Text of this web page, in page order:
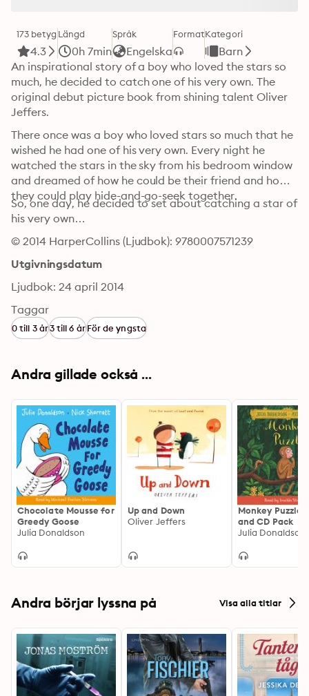
173 betyg
4.3
Längd
0h 7min
Språk
Engelska
FormatKategori
Barn
An inspirational story of a boy who loved the stars so
much, he decided to catch one of his very own. The
original debut picture book from shining talent Oliver
Jeffers.
There once was a boy who loved stars so much that he
wished he had one of his very own. Every night he
watched the stars in the sky from his bedroom window
and dreamed of how he could be their friend and how
they could play hide-and-go-seek together.
So, one day, he decided to set about catching a star of
his very own…
© 2014 HarperCollins (Ljudbok): 9780007571239
Utgivningsdatum
Ljudbok: 24 april 2014
Taggar
0 till 3 år3 till 6 årFör de yngsta
Andra gillade också ...
Chocolate Mousse for
Greedy Goose
Julia Donaldson
Up and Down
Oliver Jeffers
Monkey Puzzle:
and CD Pack
Andra börjar lyssna på Visa alla titlar